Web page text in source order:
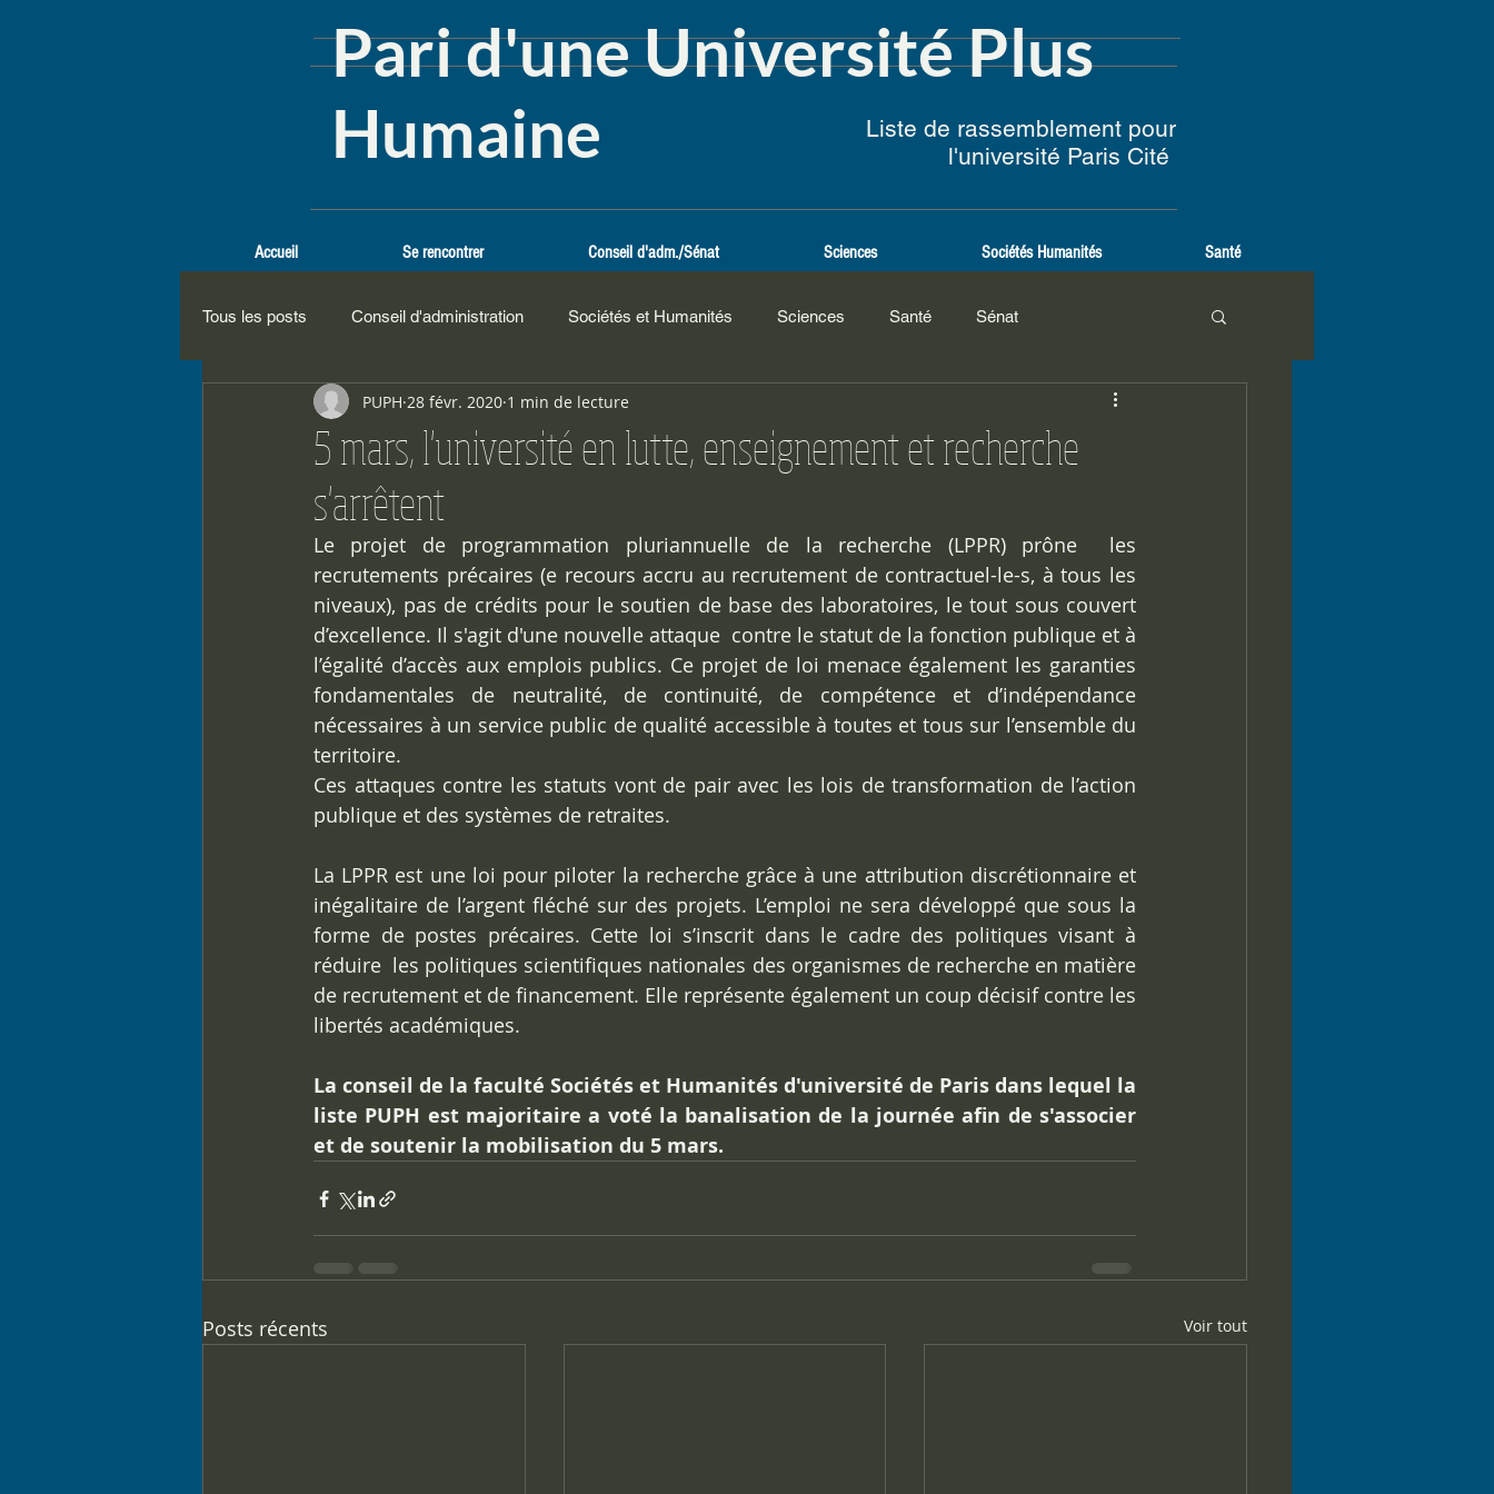
Pari d'une Université Plus
Humaine
Liste de rassemblement pour
l'université Paris Cité
Accueil Se rencontrer Conseil d'adm./Sénat Sciences Sociétés Humanités Santé
Tous les posts Conseil d'administration Sociétés et Humanités Sciences Santé Sénat
5 mars, l'université en lutte, enseignement et recherche
s'arrêtent
PUPH 28 févr. 2020 1 min de lecture
Le projet de programmation pluriannuelle de la recherche (LPPR) prône
les
recrutements précaires (e recours accru au recrutement de contractuel-le-s, à tous les
niveaux), pas de crédits pour le soutien de base des laboratoires, le tout sous couvert
d’excellence. Il s'agit d'une nouvelle attaque  contre le statut de la fonction publique et à
l’égalité d’accès aux emplois publics. Ce projet de loi menace également les garanties
fondamentales de neutralité, de continuité, de compétence et d’indépendance
nécessaires à un service public de qualité accessible à toutes et tous sur l’ensemble du
territoire.
Ces attaques contre les statuts vont de pair avec les lois de transformation de l’action
publique et des systèmes de retraites.
La LPPR est une loi pour piloter la recherche grâce à une attribution discrétionnaire et
inégalitaire de l’argent fléché sur des projets. L’emploi ne sera développé que sous la
forme de postes précaires. Cette loi s’inscrit dans le cadre des politiques visant à
réduire  les politiques scientifiques nationales des organismes de recherche en matière
de recrutement et de financement. Elle représente également un coup décisif contre les
libertés académiques.
La conseil de la faculté Sociétés et Humanités d'université de Paris dans lequel la
liste PUPH est majoritaire a voté la banalisation de la journée afin de s'associer
et de soutenir la mobilisation du 5 mars.
Posts récents Voir tout